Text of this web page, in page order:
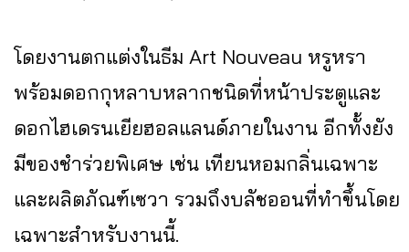
โดยงานตกแต่งในธีม Art Nouveau หรูหรา
พร้อมดอกกุหลาบหลากชนิดที่หน้าประตูและ
ดอกไฮเดรนเยียฮอลแลนด์ภายในงาน อีกทั้งยัง
มีของชำร่วยพิเศษ เช่น เทียนหอมกลิ่นเฉพาะ
และผลิตภัณฑ์เซวา รวมถึงบลัชออนที่ทำขึ้นโดย
เฉพาะสำหรับงานนี้.